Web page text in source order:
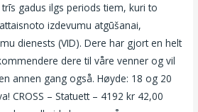
gadus ilgs periods tiem, kuri to
izdevumu atgūšanai,
dienests (VID). Dere har gjort en helt
dere til våre venner og vil
annen gang også. Høyde: 18 og 20
CROSS – Statuett – 4192 kr 42,00